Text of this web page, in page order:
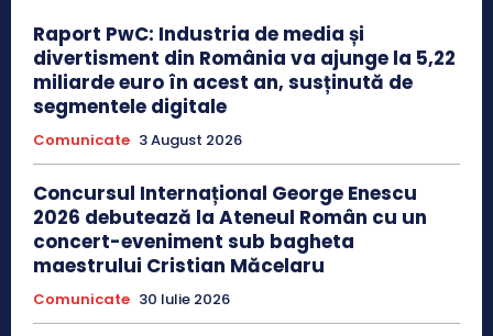
Raport PwC: Industria de media și
divertisment din România va ajunge la 5,22
miliarde euro în acest an, susținută de
segmentele digitale
Comunicate 3 August 2026
Concursul Internațional George Enescu
2026 debutează la Ateneul Român cu un
concert-eveniment sub bagheta
maestrului Cristian Măcelaru
Comunicate 30 Iulie 2026